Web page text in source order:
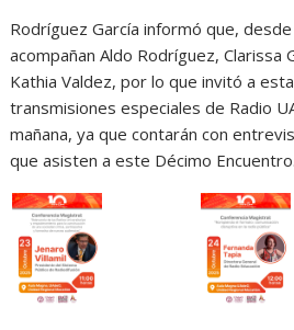
Rodríguez García informó que, desde
acompañan Aldo Rodríguez, Clarissa
Kathia Valdez, por lo que invitó a
transmisiones especiales de Radio
mañana, ya que contarán con
que asisten a este Décimo Encuentro.